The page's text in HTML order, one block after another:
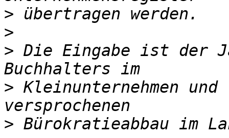
>
>
> Die Eingabe ist der
> Kleinunternehmen
>